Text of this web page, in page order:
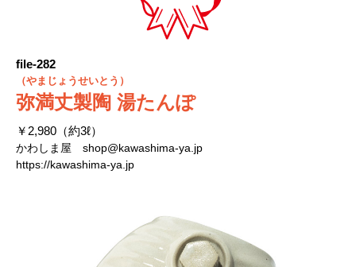
file-282
（やまじょうせいとう）
弥満丈製陶 湯たんぽ
￥2,980（約3ℓ）
かわしま屋 shop@kawashima-ya.jp
https://kawashima-ya.jp